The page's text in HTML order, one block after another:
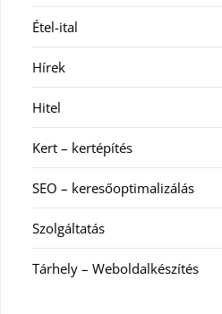
Étel-ital
Hírek
Hitel
Kert – kertépítés
SEO – keresőoptimalizálás
Szolgáltatás
Tárhely – Weboldalkészítés